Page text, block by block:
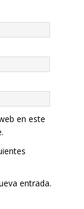
en este
entrada.